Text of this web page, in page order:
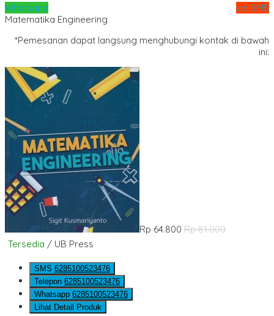
Whatsapp
via SMS
Matematika Engineering
*Pemesanan dapat langsung menghubungi kontak di bawah
ini:
Rp 64.800 Rp 81.000
Tersedia / UB Press
SMS 6285100523476
Telepon 6285100523476
Whatsapp 6285100523476
Lihat Detail Produk